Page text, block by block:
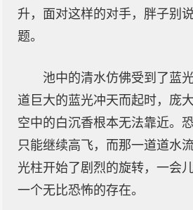
升，面对这样的对手，胖子别
题。
池中的清水仿佛受到了蓝
道巨大的蓝光冲天而起时，庞
空中的白沉香根本无法靠近。
只能继续高飞，而那一道道水
光柱开始了剧烈的旋转，一会
一个无比恐怖的存在。